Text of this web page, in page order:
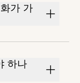
가 가
하나